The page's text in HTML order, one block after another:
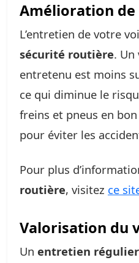
Amélioration de
L’entretien de votre
sécurité routière. Un
entretenu est moins
ce qui diminue le
freins et pneus en
pour éviter les
Pour plus
routière, visitez ce
Valorisation du
Un entretien régulier